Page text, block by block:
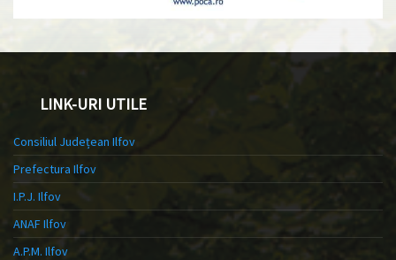
LINK-URI UTILE
Consiliul Județean Ilfov
Prefectura Ilfov
I.P.J. Ilfov
ANAF Ilfov
A.P.M. Ilfov